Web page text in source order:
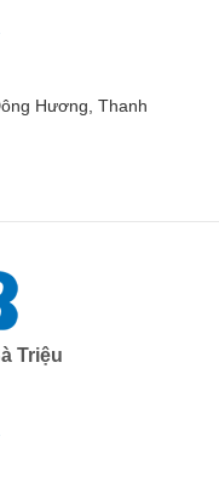
Hương, Thanh
Triệu